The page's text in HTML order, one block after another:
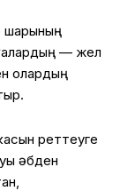
шарының
— жел
олардың
реттеуге
әбден